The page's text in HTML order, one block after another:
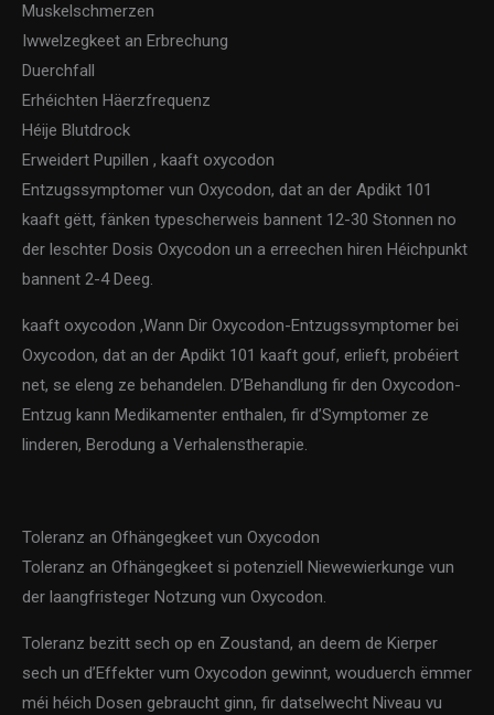
Muskelschmerzen
Iwwelzegkeet an Erbrechung
Duerchfall
Erhéichten Häerzfrequenz
Héije Blutdrock
Erweidert Pupillen , kaaft oxycodon
Entzugssymptomer vun Oxycodon, dat an der Apdikt 101
kaaft gëtt, fänken typescherweis bannent 12-30 Stonnen no
der leschter Dosis Oxycodon un a erreechen hiren Héichpunkt
bannent 2-4 Deeg.
kaaft oxycodon ,Wann Dir Oxycodon-Entzugssymptomer bei
Oxycodon, dat an der Apdikt 101 kaaft gouf, erlieft, probéiert
net, se eleng ze behandelen. D’Behandlung fir den Oxycodon-
Entzug kann Medikamenter enthalen, fir d’Symptomer ze
linderen, Berodung a Verhalenstherapie.
Toleranz an Ofhängegkeet vun Oxycodon
Toleranz an Ofhängegkeet si potenziell Niewewierkunge vun
der laangfristeger Notzung vun Oxycodon.
Toleranz bezitt sech op en Zoustand, an deem de Kierper
sech un d’Effekter vum Oxycodon gewinnt, wouduerch ëmmer
méi héich Dosen gebraucht ginn, fir datselwecht Niveau vu